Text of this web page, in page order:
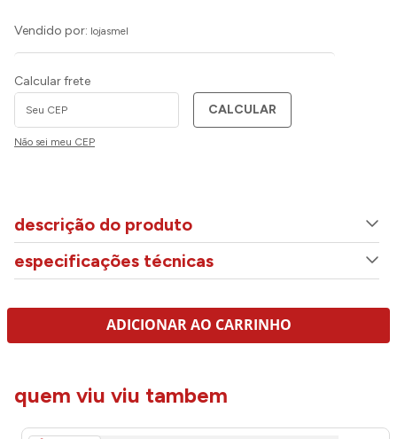
Vendido por: lojasmel
Calcular frete
CALCULAR
Não sei meu CEP
descrição do produto
especificações técnicas
ADICIONAR AO CARRINHO
quem viu viu tambem